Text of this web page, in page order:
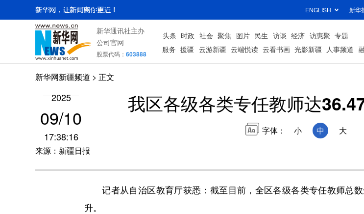
ENGLISH 新华
新华通讯社主办
公司官网
股票代码： 603888
头条 时政 社会 聚焦 图片 民生 访谈 经济 访惠聚 专题
服务 援疆 云游新疆 云端悦读 云看书画 光影新疆 人事频道
新华网新疆频道 > 正文
2025
09/10
17:38:16
来源：新疆日报
我区各级各类专任教师达
字体： 小 中 大
记者从自治区教育厅获悉：截至目前，全区各级各类专任教师总
升。